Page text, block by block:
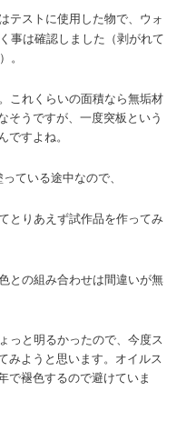
テストに使用した物で、ウォ
事は確認しました（剥がれて
。
これくらいの面積なら無垢材
そうですが、一度突板という
すよね。
ている途中なので、
とりあえず試作品を作ってみ
との組み合わせは間違いが無
っと明るかったので、今度ス
みようと思います。オイルス
で褪色するので避けていま